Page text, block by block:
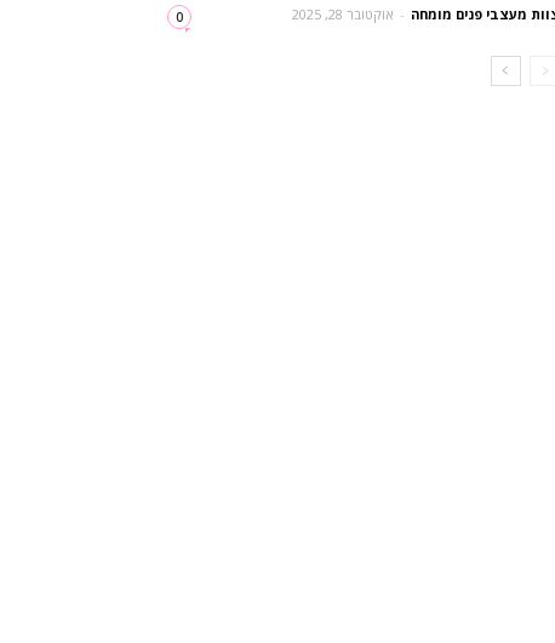
מעצבי פנים מומחה - אוקטובר 28, 2025 0